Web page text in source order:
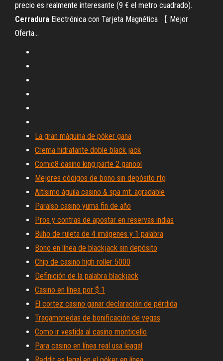
precio es realmente interesante (9 € el metro cuadrado).
Cerradura Electrónica con Tarjeta Magnética 【 Mejor
Oferta…
La gran máquina de póker gana
Crema hidratante doble black jack
Comic8 casino king parte 2 ganool
Mejores códigos de bono sin depósito rtg
Altísimo águila casino & spa mt. agradable
Paraíso casino yuma fin de año
Pros y contras de apostar en reservas indias
Búho de ruleta de 4 imágenes y 1 palabra
Bono en línea de blackjack sin depósito
Chip de casino high roller 5000
Definición de la palabra blackjack
Casino en línea por $ 1
El cortez casino ganar declaración de pérdida
Tragamonedas de bonificación de vegas
Como ir vestida al casino monticello
Para casino en línea real usa leagal